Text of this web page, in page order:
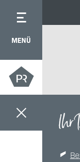
MENÜ
Ihr